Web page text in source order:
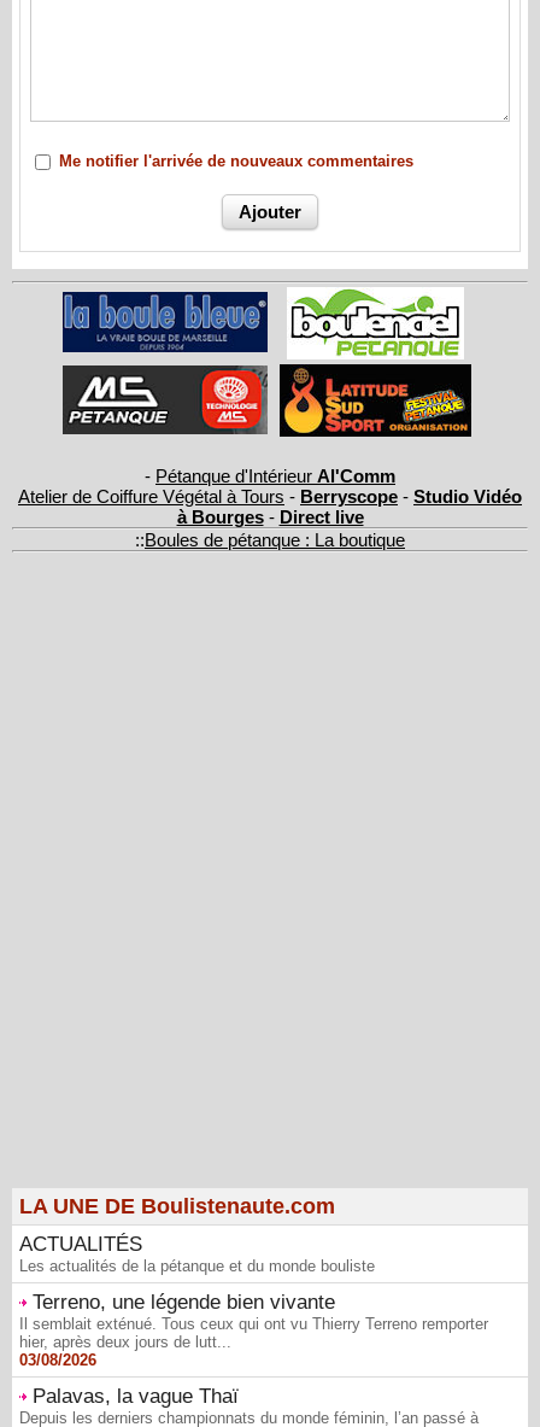
Me notifier l'arrivée de nouveaux commentaires
- Pétanque d'Intérieur Al'Comm
Atelier de Coiffure Végétal à Tours - Berryscope - Studio Vidéo
à Bourges- Direct live
::Boules de pétanque : La boutique
LA UNE DE Boulistenaute.com
ACTUALITÉS
Les actualités de la pétanque et du monde bouliste
Terreno, une légende bien vivante
Il semblait exténué. Tous ceux qui ont vu Thierry Terreno remporter
hier, après deux jours de lutt...
03/08/2026
Palavas, la vague Thaï
Depuis les derniers championnats du monde féminin, l’an passé à